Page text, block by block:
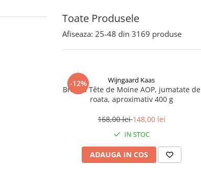
Toate Produsele
Afiseaza: 25-48 din 3169 produse
-12% Wijngaard Kaas
Brânză Tête de Moine AOP, jumatate de
roata, aproximativ 400 g
168,00 lei148,00 lei
IN STOC
ADAUGA IN COS